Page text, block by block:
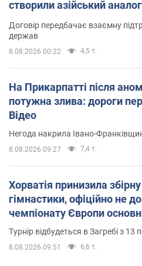
створили азійський
Договір передбачає взаємну
держав
8.08.2026 00:22 4,5 т.
На Прикарпатті після
потужна злива: дороги
Відео
Негода накрила Івано-
8.08.2026 09:27 7,4 т.
Хорватія принизила збірну
гімнастики, офіційно не
чемпіонату Європи
Турнір відбудеться в Загребі з 13
8.08.2026 09:51 6,6 т.